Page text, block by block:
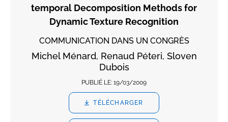
temporal Decomposition Methods for
Dynamic Texture Recognition
COMMUNICATION DANS UN CONGRÈS
Michel Ménard, Renaud Péteri, Sloven
Dubois
PUBLIÉ LE: 19/03/2009
TÉLÉCHARGER